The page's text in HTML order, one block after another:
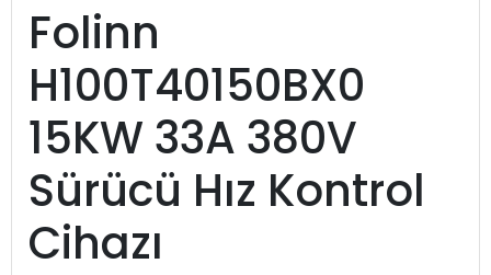
Folinn
H100T40150BX0
15KW 33A 380V
Sürücü Hız Kontrol
Cihazı